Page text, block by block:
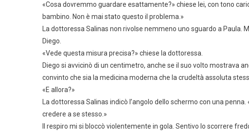
«Cosa dovremmo guardare esattamente?» chiese lei, con tono
bambino. Non è mai stato questo il problema.»
La dottoressa Salinas non rivolse nemmeno uno sguardo a
Diego.
«Vede questa misura precisa?» chiese la dottoressa.
Diego si avvicinò di un centimetro, anche se il suo volto mostrava
convinto che sia la medicina moderna che la crudeltà assoluta
«E allora?»
La dottoressa Salinas indicò l’angolo dello schermo con una
credere a se stesso.»
Il respiro mi si bloccò violentemente in gola. Sentivo lo scorrere